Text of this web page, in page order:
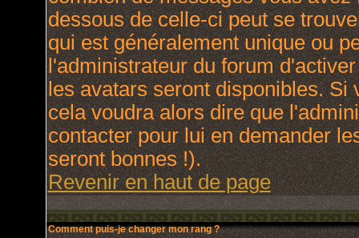
dessous de celle-ci peut se
qui est généralement unique ou
l'administrateur du forum
les avatars seront disponibles. Si
cela voudra alors dire que
contacter pour lui en demander
seront bonnes !).
Revenir en haut de page
Comment puis-je changer mon rang ?